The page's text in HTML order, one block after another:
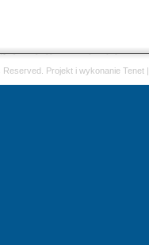
Reserved. Projekt i wykonanie Tenet |